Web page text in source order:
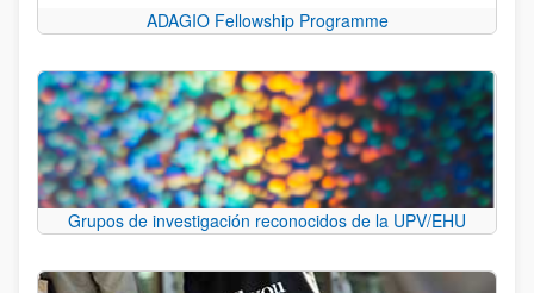
ADAGIO Fellowship Programme
Grupos de investigación reconocidos de la UPV/EHU